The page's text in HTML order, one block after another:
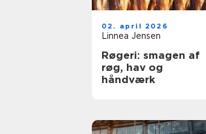
02. april 2026
Linnea Jensen
Røgeri: smagen af
røg, hav og
håndværk